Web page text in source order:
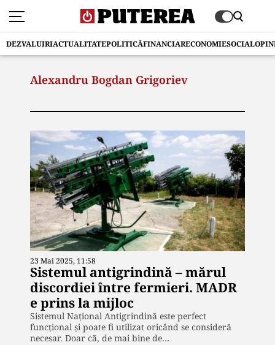
DEZVALUIRIACTUALITATEPOLITICĂFINANCIARECONOMIESOCIAL
Alexandru Bogdan Grigoriev
23 Mai 2025, 11:58
Sistemul antigrindină – mărul
discordiei între fermieri. MADR
e prins la mijloc
Sistemul Național Antigrindină este perfect
funcțional și poate fi utilizat oricând se consideră
necesar. Doar că, de mai bine de…